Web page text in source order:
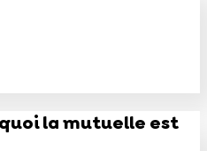
la mutuelle est